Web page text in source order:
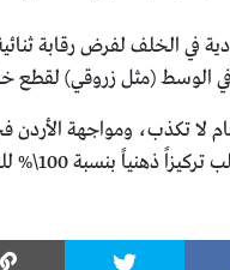
في الخلف لفرض رقابة
الوسط (مثل زروقي) لقطع
كسر